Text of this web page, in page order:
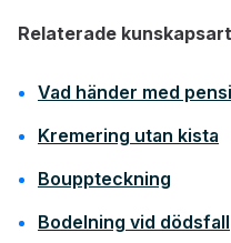
Relaterade
Vad händer med
Kremering utan kista
Bouppteckning
Bodelning vid dödsfall